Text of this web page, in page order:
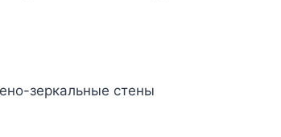
зеркальные стены